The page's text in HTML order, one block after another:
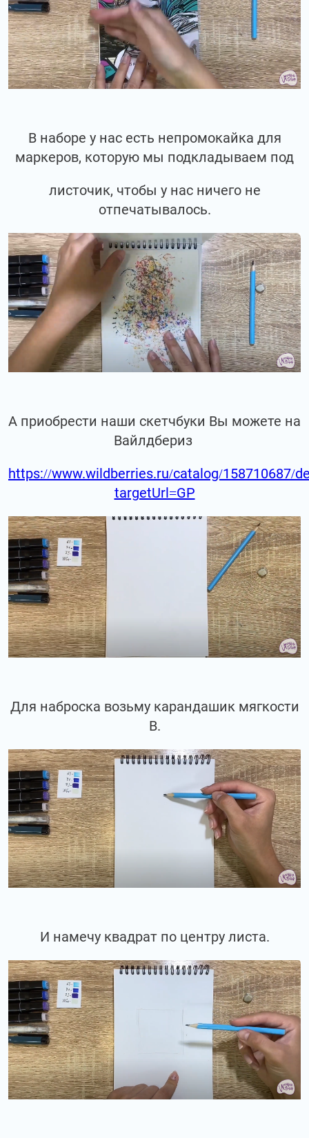
В наборе у нас есть непромокайка для
маркеров, которую мы подкладываем под
листочик, чтобы у нас ничего не
отпечатывалось.
А приобрести наши скетчбуки Вы можете на
Вайлдбериз
https://www.wildberries.ru/catalog/158710687/
targetUrl=GP
Для наброска возьму карандашик мягкости
В.
И намечу квадрат по центру листа.